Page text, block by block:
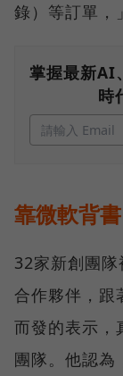
錄）等訂單，
掌握最新AI
時
靠微軟背
32家新創團
合作夥伴，跟
而發的表示，
團隊。他認為